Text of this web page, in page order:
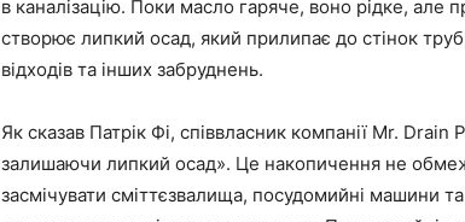
в каналізацію. Поки масло гаряче, воно рідке, але
створює липкий осад, який прилипає до стінок
відходів та інших забруднень.
Як сказав Патрік Фі, співвласник компанії Mr.
залишаючи липкий осад». Це накопичення не
засмічувати сміттєзвалища, посудомийні машини